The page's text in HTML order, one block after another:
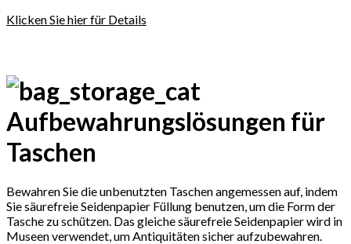
Klicken Sie hier für Details
Aufbewahrungslösungen für
Taschen
Bewahren Sie die unbenutzten Taschen angemessen auf, indem
Sie säurefreie Seidenpapier Füllung benutzen, um die Form der
Tasche zu schützen. Das gleiche säurefreie Seidenpapier wird in
Museen verwendet, um Antiquitäten sicher aufzubewahren.